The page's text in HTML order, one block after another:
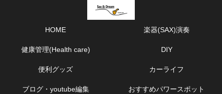
HOME 楽器(SAX)演奏
健康管理(Health care) DIY
便利グッズ カーライフ
ブログ・youtube編集 おすすめパワースポット